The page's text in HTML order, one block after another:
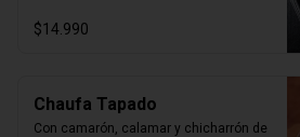
$14.990
Chaufa Tapado
Con camarón, calamar y chicharrón de